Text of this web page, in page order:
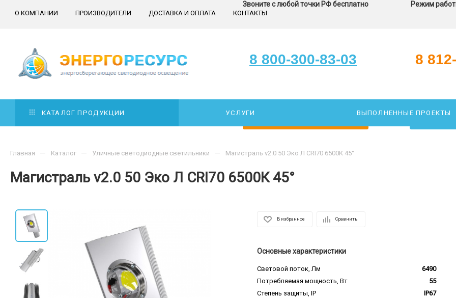
О КОМПАНИИ ПРОИЗВОДИТЕЛИ ДОСТАВКА И ОПЛАТА КОНТАКТЫ
Звоните с любой точки РФ бесплатно
8 800-300-83-03
Режим
8
КАТАЛОГ ПРОДУКЦИИ УСЛУГИ ВЫПОЛНЕННЫЕ ПРОЕКТЫ
Магистраль v2.0 50 Эко Л CRI70 6500К 45°
Главная — Каталог — Уличные светодиодные светильники — Магистраль v2.0 50 Эко Л CRI70 6500К 45°
В избранное Сравнить
Основные характеристики
Световой поток, Лм
6490
Потребляемая мощность, Вт
55
Степень защиты, IP
IP67